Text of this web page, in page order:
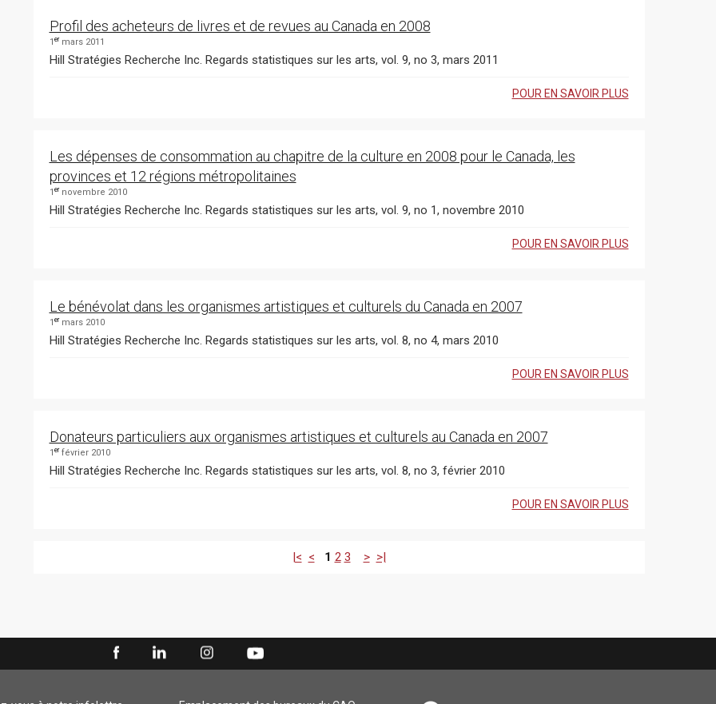
Profil des acheteurs de livres et de revues au Canada en 2008
1 ermars 2011
Hill Stratégies Recherche Inc. Regards statistiques sur les arts, vol. 9, no 3, mars 2011
POUR EN SAVOIR PLUS
Les dépenses de consommation au chapitre de la culture en 2008 pour le Canada, les
provinces et 12 régions métropolitaines
1 ernovembre 2010
Hill Stratégies Recherche Inc. Regards statistiques sur les arts, vol. 9, no 1, novembre 2010
POUR EN SAVOIR PLUS
Le bénévolat dans les organismes artistiques et culturels du Canada en 2007
1 ermars 2010
Hill Stratégies Recherche Inc. Regards statistiques sur les arts, vol. 8, no 4, mars 2010
POUR EN SAVOIR PLUS
Donateurs particuliers aux organismes artistiques et culturels au Canada en 2007
1 erfévrier 2010
Hill Stratégies Recherche Inc. Regards statistiques sur les arts, vol. 8, no 3, février 2010
POUR EN SAVOIR PLUS
|< < 1 2 3 > >|